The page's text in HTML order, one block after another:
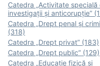
Catedra „Activitate specială
investigaţii şi anticorupție”
Catedra „Drept penal și
(318)
Catedra „Drept privat” (183)
Catedra „Drept public” (129)
Catedra „Educație fizică şi